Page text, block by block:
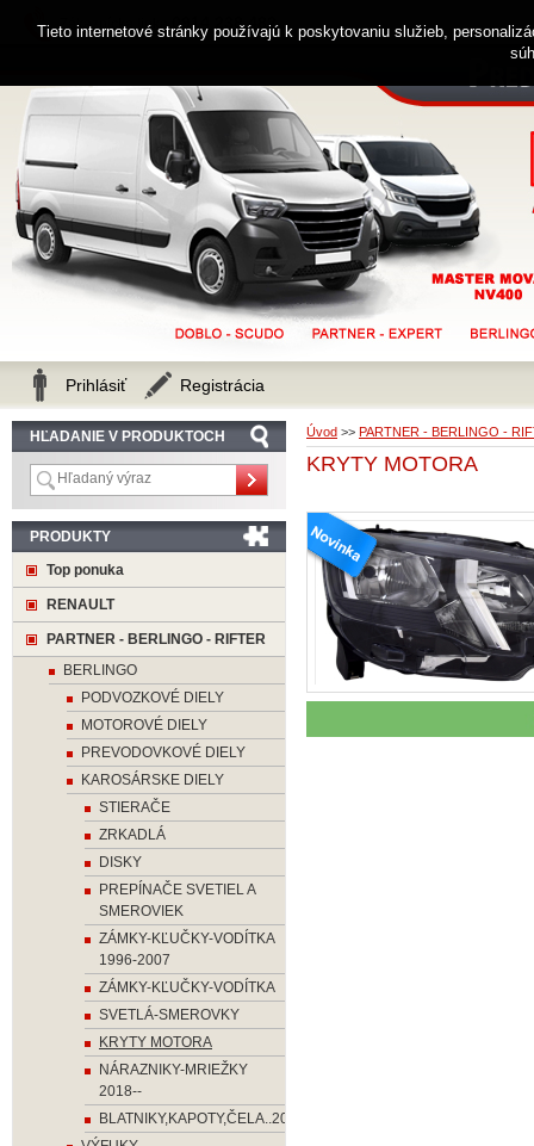
Úvod >> PARTNER - BERLINGO -
KRYTY MOTORA
HĽADANIE V PRODUKTOCH
PRODUKTY
Top ponuka
RENAULT
PARTNER - BERLINGO - RIFTER
BERLINGO
PODVOZKOVÉ DIELY
MOTOROVÉ DIELY
PREVODOVKOVÉ DIELY
KAROSÁRSKE DIELY
STIERAČE
ZRKADLÁ
DISKY
PREPÍNAČE SVETIEL A
SMEROVIEK
ZÁMKY-KĽUČKY-VODÍTKA
1996-2007
ZÁMKY-KĽUČKY-VODÍTKA
SVETLÁ-SMEROVKY
KRYTY MOTORA
NÁRAZNIKY-MRIEŽKY
2018--
BLATNIKY,KAPOTY,ČELA..2018-
Zákaznícka linka 0914 238 482
Prihlásiť Registrácia
Tieto internetové stránky používajú k poskytovaniu služieb,